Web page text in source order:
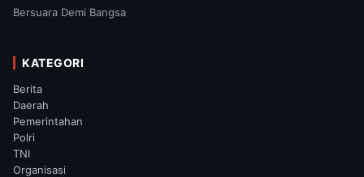
Bersuara Demi Bangsa
KATEGORI
Berita
Daerah
Pemerintahan
Polri
TNI
Organisasi